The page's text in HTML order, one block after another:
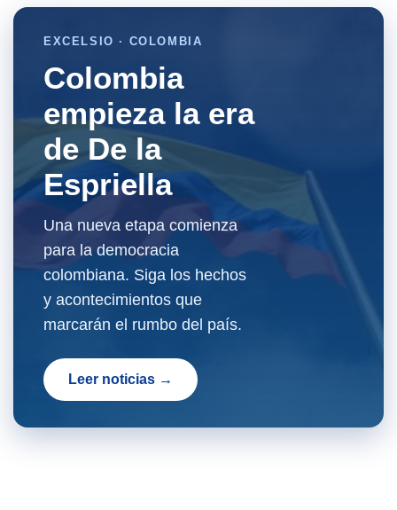
EXCELSIO · COLOMBIA
Colombia
empieza la era
de De la
Espriella
Una nueva etapa comienza
para la democracia
colombiana. Siga los hechos
y acontecimientos que
marcarán el rumbo del país.
Leer noticias →